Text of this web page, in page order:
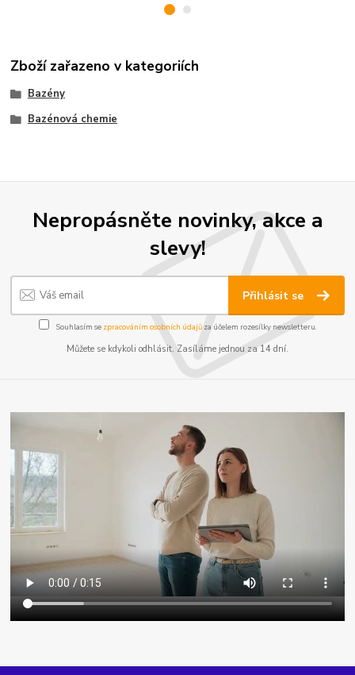
Zboží zařazeno v kategoriích
Bazény
Bazénová chemie
Nepropásněte novinky, akce a
slevy!
Přihlásit se
Souhlasím se zpracováním osobních údajůza účelem rozesílky newsletteru.
Můžete se kdykoli odhlásit. Zasíláme jednou za 14 dní.